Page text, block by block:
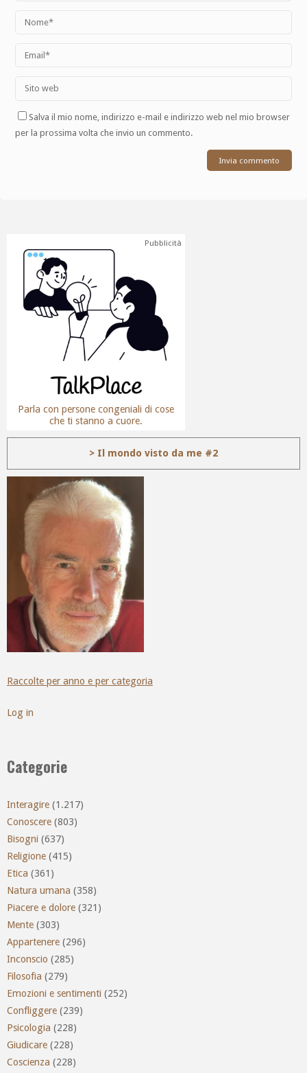
Salva il mio nome, indirizzo e-mail e indirizzo web nel mio browser
per la prossima volta che invio un commento.
Pubblicità
Parla con persone congeniali di cose
che ti stanno a cuore.
> Il mondo visto da me #2
Raccolte per anno e per categoria
Log in
Categorie
Interagire (1.217)
Conoscere (803)
Bisogni (637)
Religione (415)
Etica (361)
Natura umana (358)
Piacere e dolore (321)
Mente (303)
Appartenere (296)
Inconscio (285)
Filosofia (279)
Emozioni e sentimenti (252)
Confliggere (239)
Psicologia (228)
Giudicare (228)
Coscienza (228)